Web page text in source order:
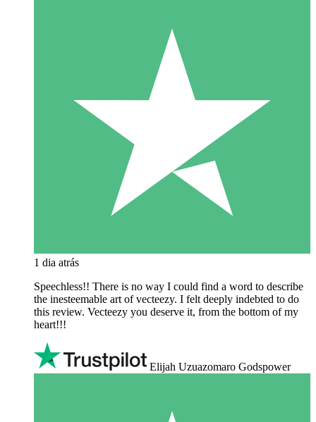
1 dia atrás
Speechless!! There is no way I could find a word to describe
the inesteemable art of vecteezy. I felt deeply indebted to do
this review. Vecteezy you deserve it, from the bottom of my
heart!!!
Elijah Uzuazomaro Godspower